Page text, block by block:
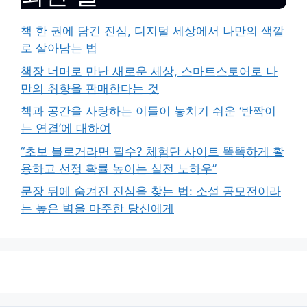
책 한 권에 담긴 진심, 디지털 세상에서 나만의 색깔
로 살아남는 법
책장 너머로 만난 새로운 세상, 스마트스토어로 나
만의 취향을 판매한다는 것
책과 공간을 사랑하는 이들이 놓치기 쉬운 ‘반짝이
는 연결’에 대하여
“초보 블로거라면 필수? 체험단 사이트 똑똑하게 활
용하고 선정 확률 높이는 실전 노하우”
문장 뒤에 숨겨진 진심을 찾는 법: 소설 공모전이라
는 높은 벽을 마주한 당신에게